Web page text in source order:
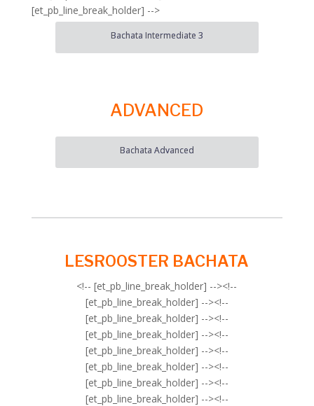
[et_pb_line_break_holder] -->
Bachata Intermediate 3
ADVANCED
Bachata Advanced
LESROOSTER BACHATA
<!-- [et_pb_line_break_holder] --><!--
[et_pb_line_break_holder] --><!--
[et_pb_line_break_holder] --><!--
[et_pb_line_break_holder] --><!--
[et_pb_line_break_holder] --><!--
[et_pb_line_break_holder] --><!--
[et_pb_line_break_holder] --><!--
[et_pb_line_break_holder] --><!--